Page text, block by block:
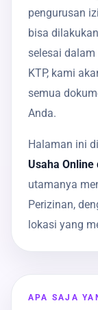
pengurusan
bisa
selesai
KTP, kami
semua
Anda.
Halaman ini
Usaha
utamanya
Perizinan,
lokasi yang
APA SAJA